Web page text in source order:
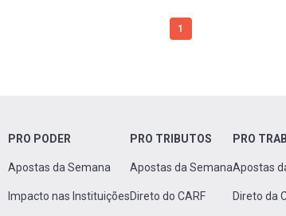
1
PRO PODER
Apostas da Semana
Impacto nas Instituições
PRO TRIBUTOS
Apostas da Semana
Direto do CARF
PRO
Apostas
Direto da